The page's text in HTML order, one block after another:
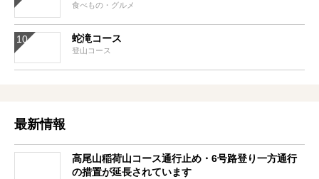
食べもの・グルメ
蛇滝コース
登山コース
最新情報
高尾山稲荷山コース通行止め・6号路登り一方通行
の措置が延長されています